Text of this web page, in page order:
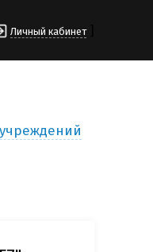
Личный кабинет